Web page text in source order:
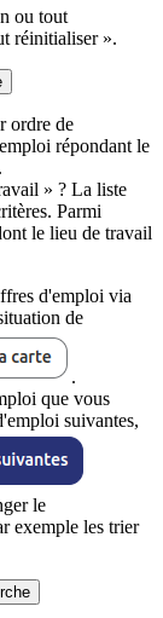
ou tout
réinitialiser ».
ordre de
répondant le
.
» ? La liste
Parmi
le lieu de travail
d'emploi via
de
.
que vous
suivantes,
le
exemple les trier